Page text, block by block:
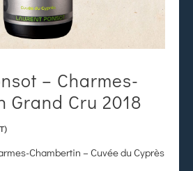
– Charmes-
Grand Cru 2018
Chambertin – Cuvée du Cyprès